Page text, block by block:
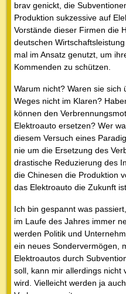
brav genickt, die
Produktion sukzessive auf
Vorstände dieser Firmen die
deutschen
mal im Ansatz genutzt, um
Kommenden zu schützen.
Warum nicht? Waren sie
Weges nicht im Klaren?
können den
Elektroauto ersetzen? Wer
diesem Versuch eines
nie um die Ersetzung des
drastische Reduzierung des
die Chinesen die Produktion
das Elektroauto die Zukunft
Ich bin gespannt was
im Laufe des Jahres immer
werden Politik und
ein neues Sondervermögen,
Elektroautos durch
soll, kann mir allerdings nicht
wird. Vielleicht werden ja